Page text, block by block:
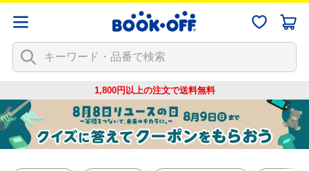
1,800円以上の注文で送料無料